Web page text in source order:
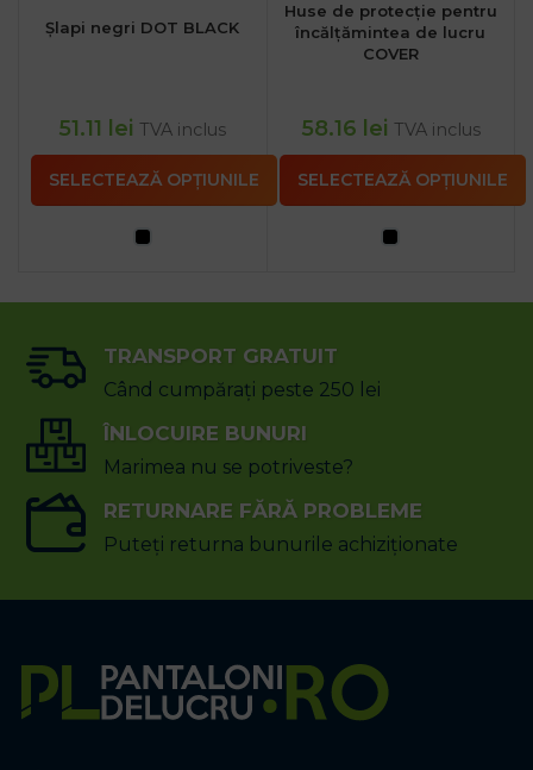
Șlapi negri DOT BLACK
51.11 lei TVA inclus
SELECTEAZĂ OPȚIUNILE
Huse de protecție pentru
încălțămintea de lucru
COVER
58.16 lei TVA inclus
SELECTEAZĂ OPȚIUNILE
TRANSPORT GRATUIT
Când cumpărați peste 250 lei
ÎNLOCUIRE BUNURI
Marimea nu se potriveste?
RETURNARE FĂRĂ PROBLEME
Puteți returna bunurile achiziționate